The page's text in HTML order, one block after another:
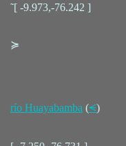
˜[ -9.973,-76.242 ]
≽
río Huayabamba (⪪)